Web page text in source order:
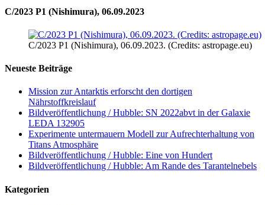
C/2023 P1 (Nishimura), 06.09.2023
C/2023 P1 (Nishimura), 06.09.2023. (Credits: astropage.eu)
Neueste Beiträge
Mission zur Antarktis erforscht den dortigen
Nährstoffkreislauf
Bildveröffentlichung / Hubble: SN 2022abvt in der Galaxie
LEDA 132905
Experimente untermauern Modell zur Aufrechterhaltung von
Titans Atmosphäre
Bildveröffentlichung / Hubble: Eine von Hundert
Bildveröffentlichung / Hubble: Am Rande des Tarantelnebels
Kategorien